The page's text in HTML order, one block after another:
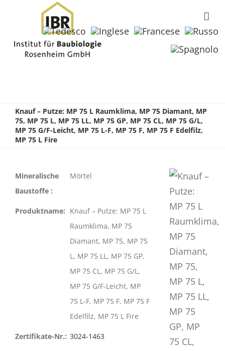
Knauf – Putze: MP 75 L Raumklima, MP 75 Diamant, MP
75, MP 75 L, MP 75 LL, MP 75 GP, MP 75 CL, MP 75 G/L,
MP 75 G/F-Leicht, MP 75 L-F, MP 75 F, MP 75 F Edelfilz,
MP 75 L Fire
Mineralische
Baustoffe :
Mörtel
Produktname: Knauf – Putze: MP 75 L
Raumklima, MP 75
Diamant, MP 75, MP 75
L, MP 75 LL, MP 75 GP,
MP 75 CL, MP 75 G/L,
MP 75 G/F-Leicht, MP
75 L-F, MP 75 F, MP 75 F
Edelfilz, MP 75 L Fire
Zertifikate-Nr.: 3024-1463